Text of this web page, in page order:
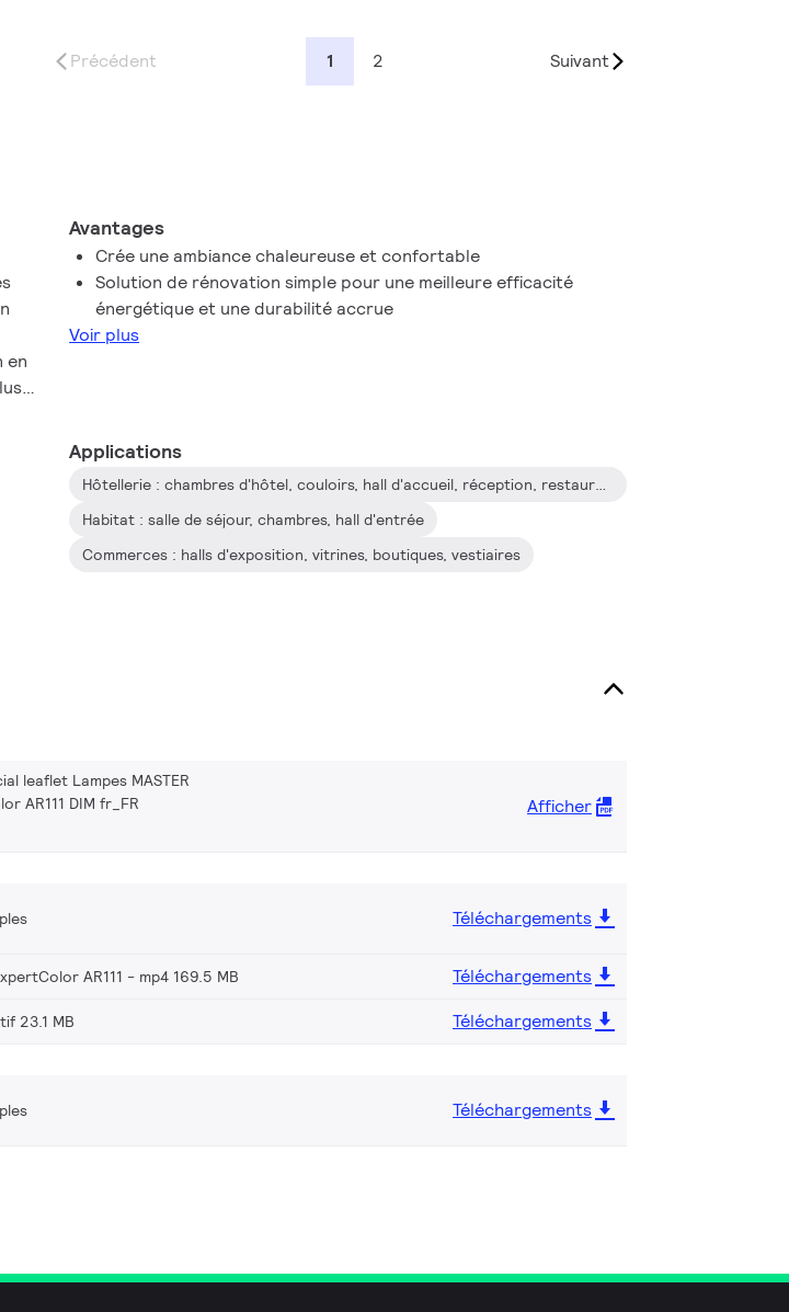
Précédent 1 2 Suivant
en
Avantages
Crée une ambiance chaleureuse et confortable
Solution de rénovation simple pour une meilleure efficacité
énergétique et une durabilité accrue
Voir plus
Applications
Hôtellerie : chambres d'hôtel, couloirs, hall d'accueil, réception, restaurants, bars, cafés
Habitat : salle de séjour, chambres, hall d'entrée
Commerces : halls d'exposition, vitrines, boutiques, vestiaires
leaflet Lampes MASTER
AR111 DIM fr_FR
Afficher
Téléchargements
AR111 mp4 169.5 MB
Téléchargements
tif 23.1 MB Téléchargements
Téléchargements